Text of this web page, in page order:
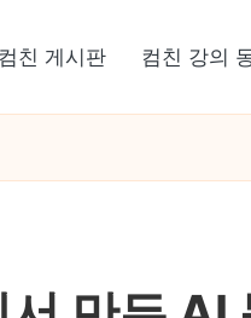
컴친 게시판 컴친 강의